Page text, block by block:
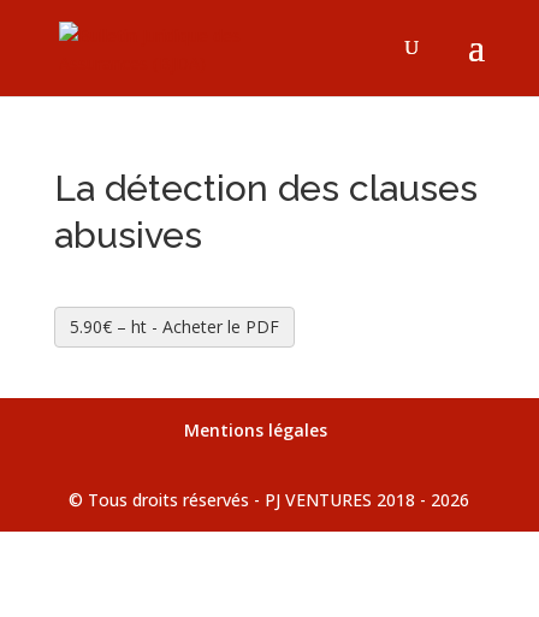
La détection des clauses
abusives
5.90€ – ht - Acheter le PDF
Mentions légales
© Tous droits réservés - PJ VENTURES 2018 - 2026